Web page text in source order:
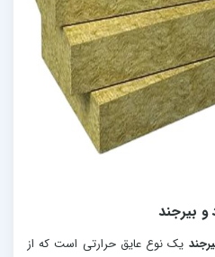
بیرجند
یک نوع عایق حرارتی است که از